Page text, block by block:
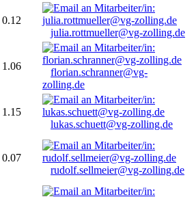
0.12
julia.rottmueller@vg-zolling.de
1.06
florian.schranner@vg-
zolling.de
1.15
lukas.schuett@vg-zolling.de
0.07
rudolf.sellmeier@vg-zolling.de